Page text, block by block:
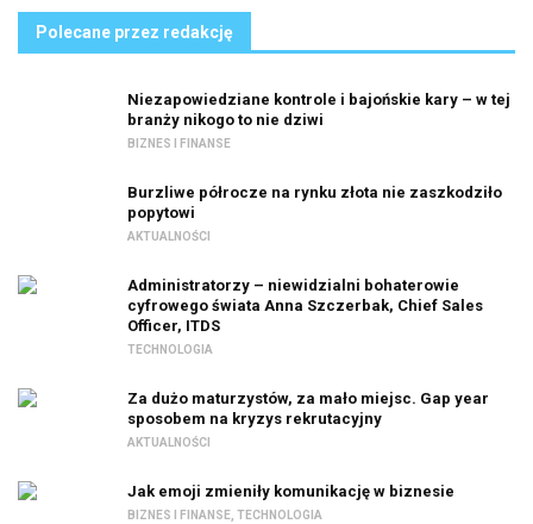
Polecane przez redakcję
Niezapowiedziane kontrole i bajońskie kary – w tej
branży nikogo to nie dziwi
BIZNES I FINANSE
Burzliwe półrocze na rynku złota nie zaszkodziło
popytowi
AKTUALNOŚCI
Administratorzy – niewidzialni bohaterowie
cyfrowego świata Anna Szczerbak, Chief Sales
Officer, ITDS
TECHNOLOGIA
Za dużo maturzystów, za mało miejsc. Gap year
sposobem na kryzys rekrutacyjny
AKTUALNOŚCI
Jak emoji zmieniły komunikację w biznesie
BIZNES I FINANSE TECHNOLOGIA